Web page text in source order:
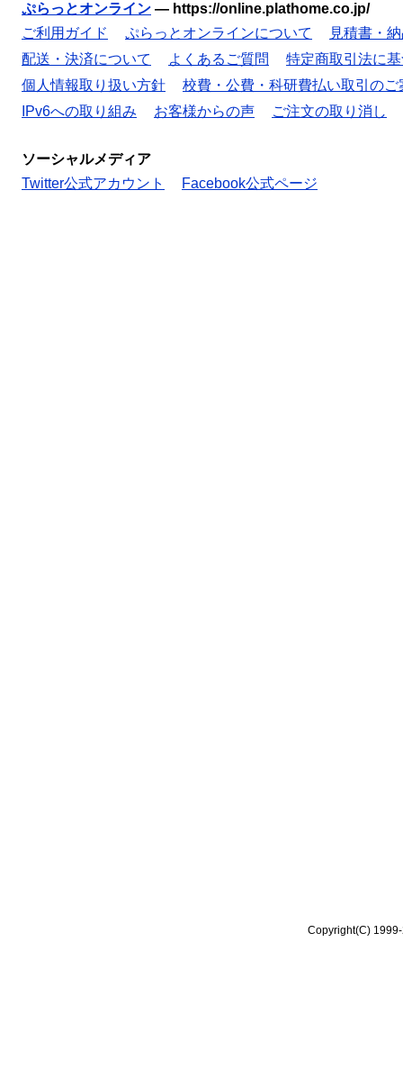
ぷらっとオンライン — https://online.plathome.co.jp/
ご利用ガイド
ぷらっとオンラインについて
見積書・
配送・決済について
よくあるご質問
特定商取引法に
個人情報取り扱い方針
校費・公費・科研費払い取引のご
IPv6への取り組み
お客様からの声 ご注文の取り消し
ソーシャルメディア
Twitter公式アカウント
Facebook公式ページ
Copyright(C)